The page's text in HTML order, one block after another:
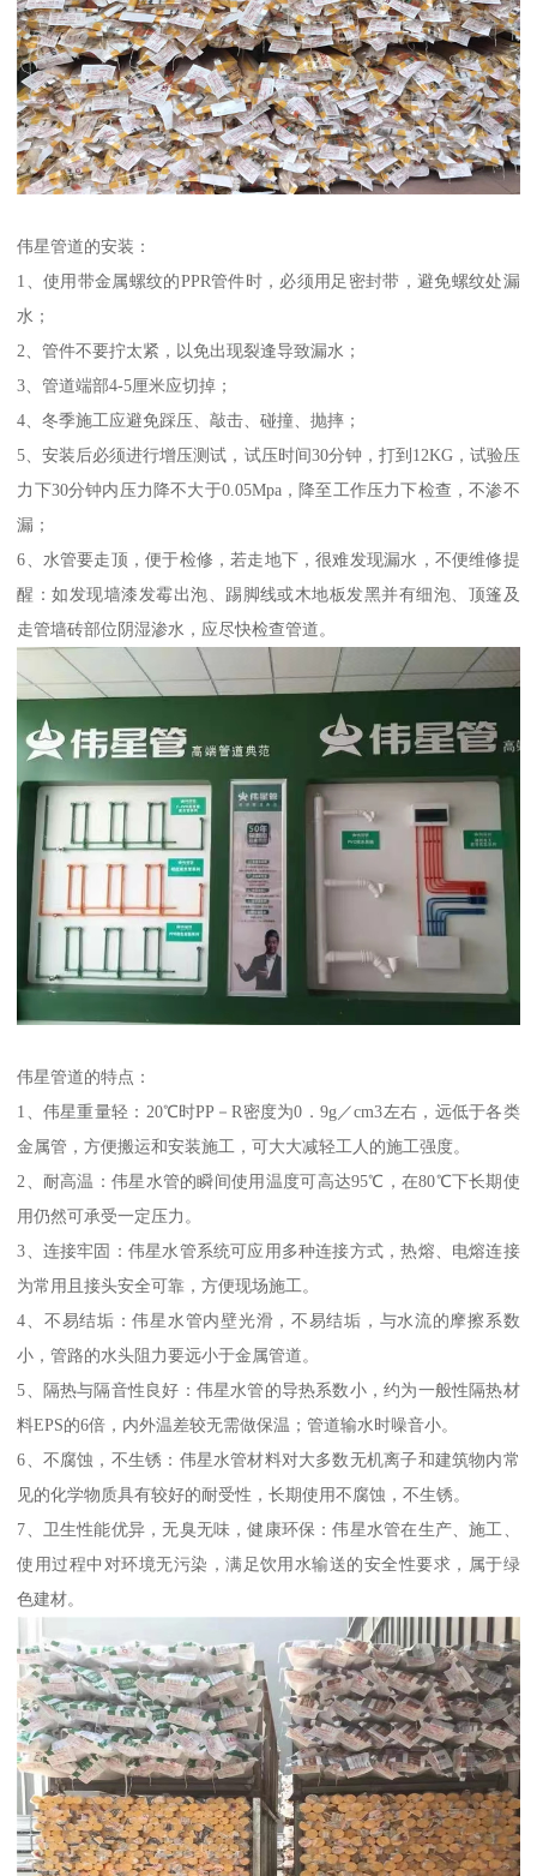
伟星管道的安装：
1、使用带金属螺纹的PPR管件时，必须用足密封带，避免螺纹处漏
水；
2、管件不要拧太紧，以免出现裂逢导致漏水；
3、管道端部4-5厘米应切掉；
4、冬季施工应避免踩压、敲击、碰撞、抛摔；
5、安装后必须进行增压测试，试压时间30分钟，打到12KG，试验压
力下30分钟内压力降不大于0.05Mpa，降至工作压力下检查，不渗不
漏；
6、水管要走顶，便于检修，若走地下，很难发现漏水，不便维修提
醒：如发现墙漆发霉出泡、踢脚线或木地板发黑并有细泡、顶篷及
走管墙砖部位阴湿渗水，应尽快检查管道。
伟星管道的特点：
1、伟星重量轻：20℃时PP－R密度为0．9g／cm3左右，远低于各类
金属管，方便搬运和安装施工，可大大减轻工人的施工强度。
2、耐高温：伟星水管的瞬间使用温度可高达95℃，在80℃下长期使
用仍然可承受一定压力。
3、连接牢固：伟星水管系统可应用多种连接方式，热熔、电熔连接
为常用且接头安全可靠，方便现场施工。
4、不易结垢：伟星水管内壁光滑，不易结垢，与水流的摩擦系数
小，管路的水头阻力要远小于金属管道。
5、隔热与隔音性良好：伟星水管的导热系数小，约为一般性隔热材
料EPS的6倍，内外温差较无需做保温；管道输水时噪音小。
6、不腐蚀，不生锈：伟星水管材料对大多数无机离子和建筑物内常
见的化学物质具有较好的耐受性，长期使用不腐蚀，不生锈。
7、卫生性能优异，无臭无味，健康环保：伟星水管在生产、施工、
使用过程中对环境无污染，满足饮用水输送的安全性要求，属于绿
色建材。